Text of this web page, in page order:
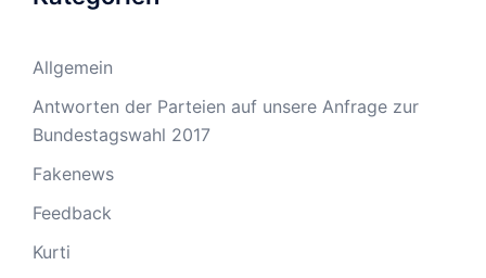
Allgemein
Antworten der Parteien auf unsere Anfrage zur
Bundestagswahl 2017
Fakenews
Feedback
Kurti